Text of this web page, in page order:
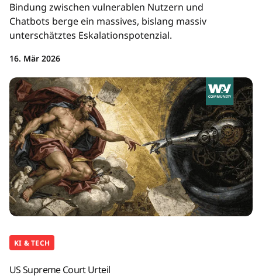
Bindung zwischen vulnerablen Nutzern und
Chatbots berge ein massives, bislang massiv
unterschätztes Eskalationspotenzial.
16. Mär 2026
KI & TECH
US Supreme Court Urteil